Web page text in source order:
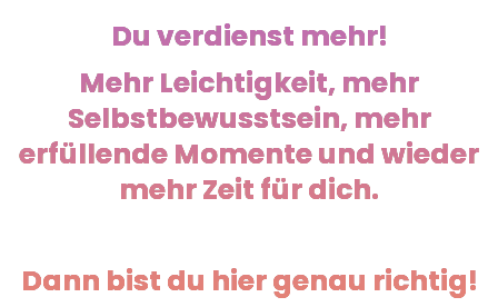
Du verdienst mehr!
Mehr Leichtigkeit, mehr
Selbstbewusstsein, mehr
erfüllende Momente und wieder
mehr Zeit für dich.
Dann bist du hier genau richtig!